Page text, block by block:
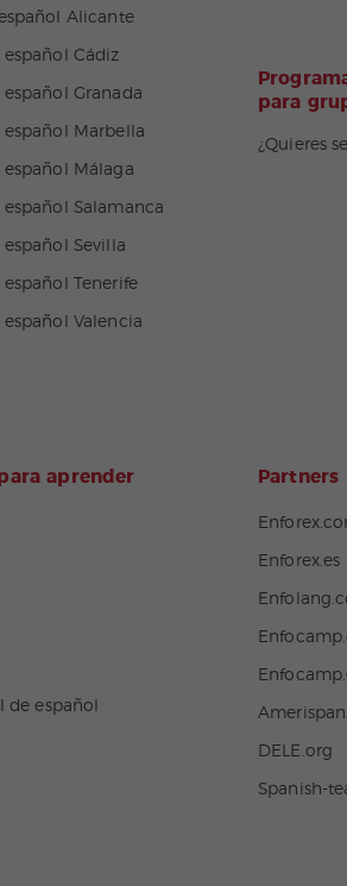
Alicante
español Cádiz
español Granada
español Marbella
español Málaga
español Salamanca
español Sevilla
español Tenerife
español Valencia
para
¿Quieres
aprender
de español
Partners
Enforex.es
DELE.org
Spanish-